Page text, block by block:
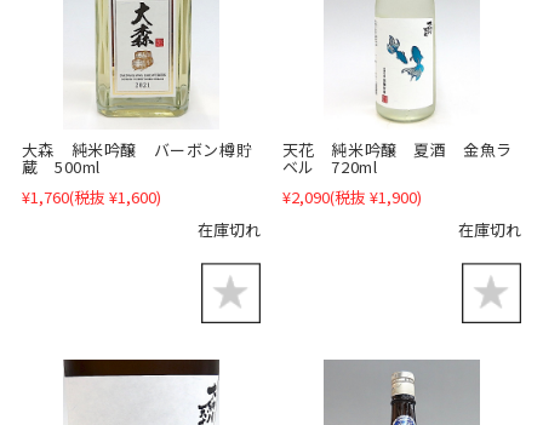
大森 純米吟醸 バーボン樽貯
蔵 500ml
¥1,760(税抜 ¥1,600)
在庫切れ
天花 純米吟醸 夏酒 金魚ラ
ベル 720ml
¥2,090(税抜 ¥1,900)
在庫切れ